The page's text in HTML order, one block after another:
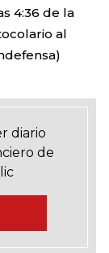
4:36 de la
al
diario
de